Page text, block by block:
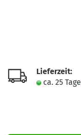
Lieferzeit:
ca. 25 Tage